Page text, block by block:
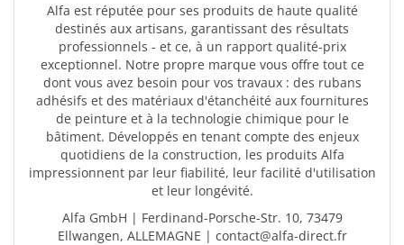
Alfa est réputée pour ses produits de haute qualité
destinés aux artisans, garantissant des résultats
professionnels - et ce, à un rapport qualité-prix
exceptionnel. Notre propre marque vous offre tout ce
dont vous avez besoin pour vos travaux : des rubans
adhésifs et des matériaux d'étanchéité aux fournitures
de peinture et à la technologie chimique pour le
bâtiment. Développés en tenant compte des enjeux
quotidiens de la construction, les produits Alfa
impressionnent par leur fiabilité, leur facilité d'utilisation
et leur longévité.
Alfa GmbH | Ferdinand-Porsche-Str. 10, 73479
Ellwangen, ALLEMAGNE | contact@alfa-direct.fr